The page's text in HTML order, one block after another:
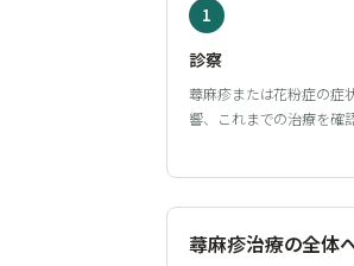
1
診察
蕁麻疹または花粉症の症
響、これまでの治療を確
蕁麻疹治療の全体